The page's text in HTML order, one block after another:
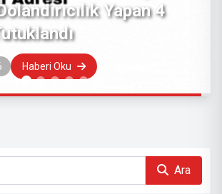
Bir İşyerinde Taklit
El Konuldu
Haberi Oku
Ara